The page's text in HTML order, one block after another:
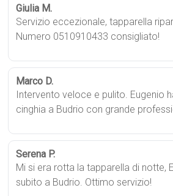
Giulia M.
Servizio eccezionale, tapparella
Numero 0510910433 consigliato!
Marco D.
Intervento veloce e pulito. Eugenio
cinghia a Budrio con grande
Serena P.
Mi si era rotta la tapparella di notte,
subito a Budrio. Ottimo servizio!